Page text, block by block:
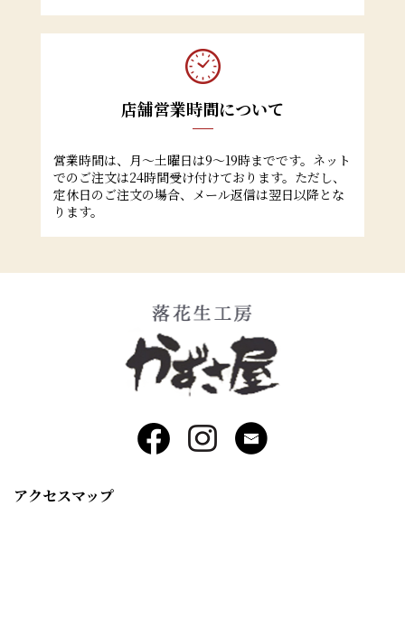
店舗営業時間について
営業時間は、月～土曜日は9～19時までです。ネット
でのご注文は24時間受け付けております。ただし、
定休日のご注文の場合、メール返信は翌日以降とな
ります。
アクセスマップ